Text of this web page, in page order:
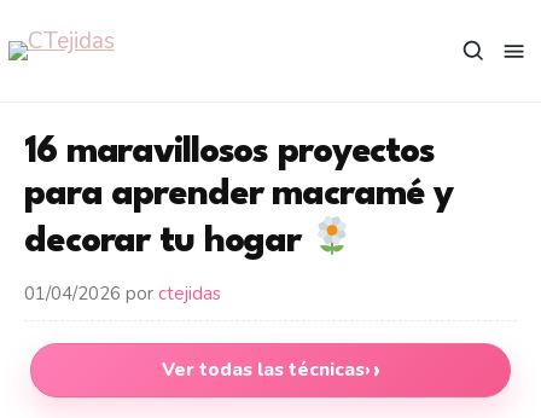
al
16 maravillosos proyectos
para aprender macramé y
decorar tu hogar
01/04/2026 por ctejidas
Ver todas las técnicas›